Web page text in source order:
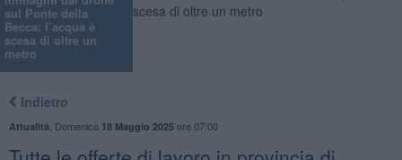
sul Ponte della
Becca: l’acqua è
scesa di oltre un
metro
Indietro
Attualità Domenica 18 Maggio 2025ore 07:00